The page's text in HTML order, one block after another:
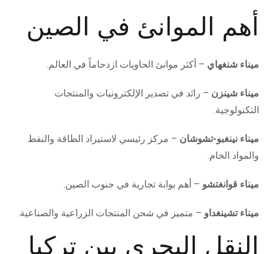
أهم الموانئ في الصين
ميناء شنغهاي – أكثر موانئ الحاويات ازدحاماً في العالم.
ميناء شينزن – رائد في تصدير الإلكترونيات والمنتجات
التكنولوجية.
ميناء نينغبو-تشوشان – مركز رئيسي لاستيراد الطاقة والنفط
والمواد الخام.
ميناء قوانغتشو – أهم بوابة تجارية في جنوب الصين.
ميناء تشينغداو – متميز في شحن المنتجات الزراعية والصناعية.
النقل البحري بين تركيا